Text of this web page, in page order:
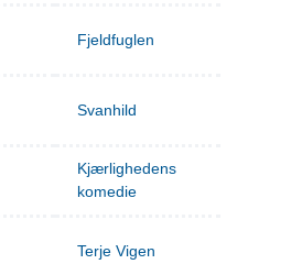
Fjeldfuglen
Svanhild
Kjærlighedens
komedie
Terje Vigen